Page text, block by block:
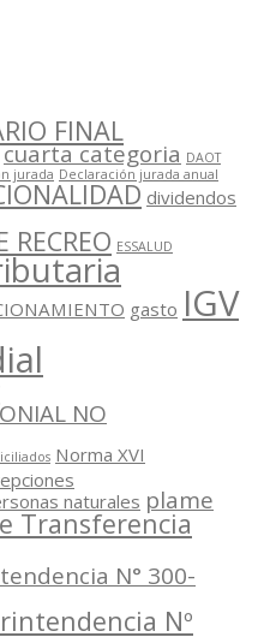
FINAL
cuarta categoria DAOT
jurada Declaración jurada anual
dividendos
RECREO ESSALUD
gasto IGV
NO
Norma XVI
naturales plame
Transferencia
N° 300-
Nº